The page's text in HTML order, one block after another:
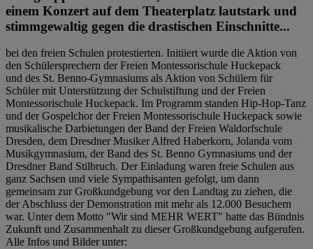
einem Konzert auf dem Theaterplatz lautstark und
stimmgewaltig gegen die drastischen Einschnitte...
bei den freien Schulen protestierten. Initiiert wurde die Aktion von
den Schülersprechern der Freien Montessorischule Huckepack
und des St. Benno-Gymnasiums als Aktion von Schülern für
Schüler mit Unterstützung der Schulstiftung und der Freien
Montessorischule Huckepack. Im Programm standen Hip-Hop-Tanz
und der Gospelchor der Freien Montessorischule Huckepack sowie
musikalische Darbietungen der Band der Freien Waldorfschule
Dresden, dem Dresdner Musiker Alfred Haberkorn, Jolanda vom
Musikgymnasium, der Band des St. Benno Gymnasiums und der
Dresdner Band Stilbruch. Der Einladung waren freie Schulen aus
ganz Sachsen und viele Sympathisanten gefolgt, um dann
gemeinsam zur Großkundgebung vor den Landtag zu ziehen, die
der Abschluss der Demonstration mit mehr als 12.000 Besuchern
war. Unter dem Motto "Wir sind MEHR WERT" hatte das Bündnis
Zukunft und Zusammenhalt zu dieser Großkundgebung aufgerufen.
Alle Infos und Bilder unter: